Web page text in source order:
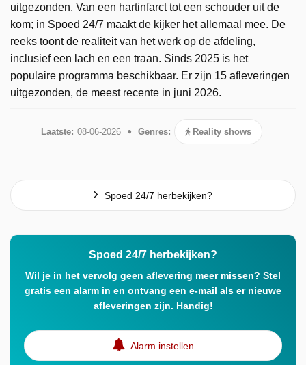
uitgezonden. Van een hartinfarct tot een schouder uit de
kom; in Spoed 24/7 maakt de kijker het allemaal mee. De
reeks toont de realiteit van het werk op de afdeling,
inclusief een lach en een traan. Sinds 2025 is het
populaire programma beschikbaar. Er zijn 15 afleveringen
uitgezonden, de meest recente in juni 2026.
Laatste: 08-06-2026 Genres: Reality shows
Spoed 24/7 herbekijken?
Spoed 24/7 herbekijken?
Wil je in het vervolg geen aflevering meer missen? Stel
gratis een alarm in en ontvang een e-mail als er nieuwe
afleveringen zijn. Handig!
Alarm instellen